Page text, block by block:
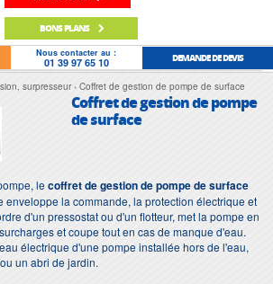
BONS PLANS
Nous contacter au :
01 39 97 65 10 DEMANDE DE DEVIS
surpresseur Coffret de gestion de pompe de surface
Coffret de gestion de pompe
de surface
lecoffret de gestion de pompe de surface
enveloppe la commande, la protection électrique et
d'un pressostat ou d'un flotteur, met la pompe en
et coupe tout en cas de manque d'eau.
électrique d'une pompe installée hors de l'eau,
un abri de jardin.